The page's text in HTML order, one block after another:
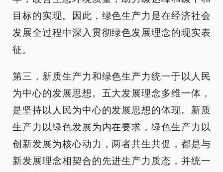
目标的实现。因此，绿色生产力是在经济社会
发展全过程中深入贯彻绿色发展理念的现实表
征。
第三，新质生产力和绿色生产力统一于以人民
为中心的发展思想。五大发展理念多维一体，
是坚持以人民为中心的发展思想的体现。新质
生产力以绿色发展为内在要求，绿色生产力以
创新发展为核心动力，两者共生共促，都是与
新发展理念相契合的先进生产力质态，并统一